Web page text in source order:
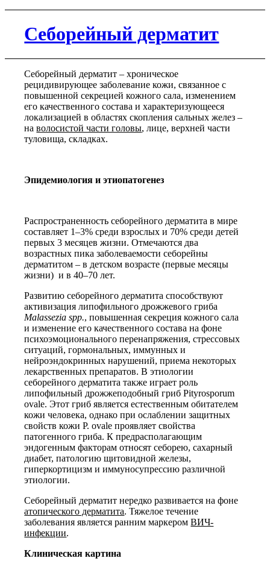
Себорейный дерматит
Себорейный дерматит – хроническое
рецидивирующее заболевание кожи, связанное с
повышенной секрецией кожного сала, изменением
его качественного состава и характеризующееся
локализацией в областях скопления сальных желез –
наволосистой части головы, лице, верхней части
туловища, складках.
Эпидемиология и этиопатогенез
Распространенность себорейного дерматита в мире
составляет 1–3% среди взрослых и 70% среди детей
первых 3 месяцев жизни. Отмечаются два
возрастных пика заболеваемости себорейны
дерматитом – в детском возрасте (первые месяцы
жизни) и в 40–70 лет.
Развитию себорейного дерматита способствуют
активизация липофильного дрожжевого гриба
Malasseziaspp., повышенная секреция кожного сала
и изменение его качественного состава на фоне
психоэмоционального перенапряжения, стрессовых
ситуаций, гормональных, иммунных и
нейроэндокринных нарушений, приема некоторых
лекарственных препаратов. В этиологии
себорейного дерматита также играет роль
липофильный дрожжеподобный гриб Pityrosporum
ovale. Этот гриб является естественным обитателем
кожи человека, однако при ослаблении защитных
свойств кожи P. ovale проявляет свойства
патогенного гриба. К предрасполагающим
эндогенным факторам относят себорею, сахарный
диабет, патологию щитовидной железы,
гиперкортицизм и иммуносупрессию различной
этиологии.
Себорейный дерматит нередко развивается на фоне
атопического дерматита. Тяжелое течение
заболевания является ранним маркеромВИЧ-
инфекции.
Клиническая картина